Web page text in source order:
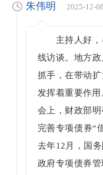
朱伟明 2025-12-
主持人好
线访谈。地方
抓手，在带动
发挥着重要作
会上，财政部
完善专项债券“
去年12月，国
政府专项债券管